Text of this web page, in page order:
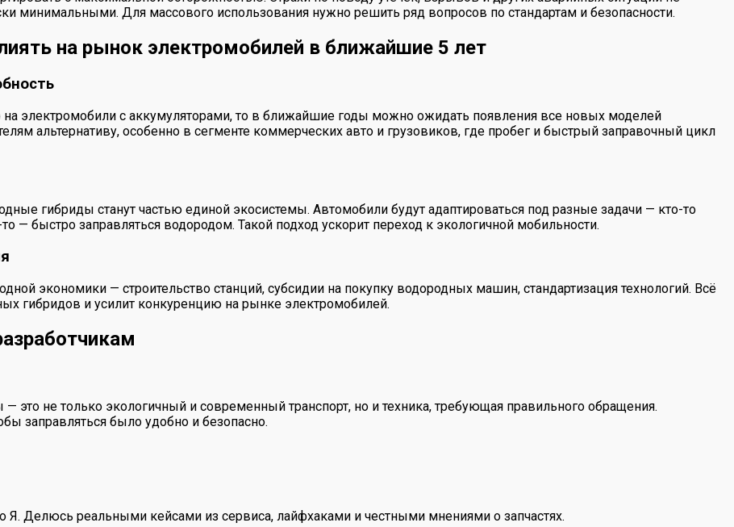
минимальными. Для массового использования нужно решить ряд вопросов по стандартам и безопасности.
на рынок электромобилей в ближайшие 5 лет
электромобили с аккумуляторами, то в ближайшие годы можно ожидать появления все новых моделей
альтернативу, особенно в сегменте коммерческих авто и грузовиков, где пробег и быстрый заправочный цикл
гибриды станут частью единой экосистемы. Автомобили будут адаптироваться под разные задачи — кто-то
— быстро заправляться водородом. Такой подход ускорит переход к экологичной мобильности.
экономики — строительство станций, субсидии на покупку водородных машин, стандартизация технологий. Всё
гибридов и усилит конкуренцию на рынке электромобилей.
это не только экологичный и современный транспорт, но и техника, требующая правильного обращения.
заправляться было удобно и безопасно.
Делюсь реальными кейсами из сервиса, лайфхаками и честными мнениями о запчастях.